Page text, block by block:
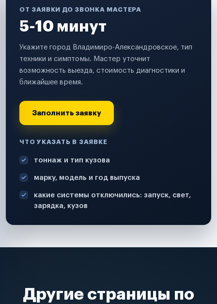
ОТ ЗАЯВКИ ДО ЗВОНКА МАСТЕРА
5-10 минут
Укажите город Владимиро-Александровское, тип
техники и симптомы. Мастер уточнит
возможность выезда, стоимость диагностики и
ближайшее время.
Заполнить заявку
ЧТО УКАЗАТЬ В ЗАЯВКЕ
тоннаж и тип кузова
марку, модель и год выпуска
какие системы отключились: запуск, свет,
зарядка, кузов
Другие страницы по